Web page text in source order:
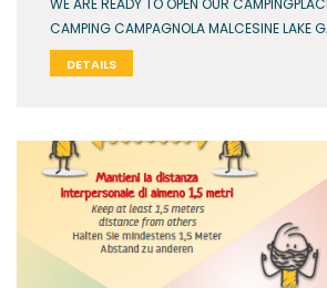
WE ARE READY TO OPEN OUR
CAMPING CAMPAGNOLA MALCESINE LAKE
DETAILS